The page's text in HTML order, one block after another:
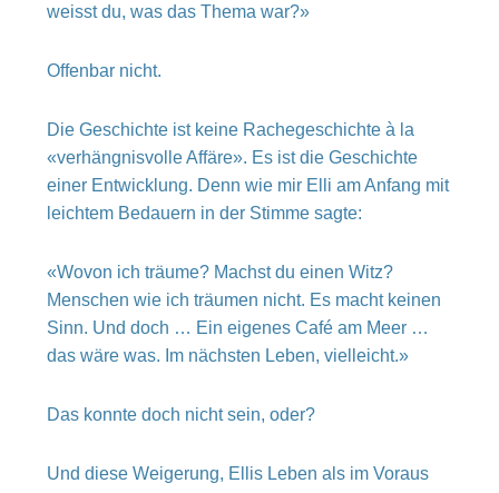
weisst du, was das Thema war?»
Offenbar nicht.
Die Geschichte ist keine Rachegeschichte à la
«verhängnisvolle Affäre». Es ist die Geschichte
einer Entwicklung. Denn wie mir Elli am Anfang mit
leichtem Bedauern in der Stimme sagte:
«Wovon ich träume? Machst du einen Witz?
Menschen wie ich träumen nicht. Es macht keinen
Sinn. Und doch … Ein eigenes Café am Meer …
das wäre was. Im nächsten Leben, vielleicht.»
Das konnte doch nicht sein, oder?
Und diese Weigerung, Ellis Leben als im Voraus